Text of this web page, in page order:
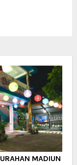
MADIUN